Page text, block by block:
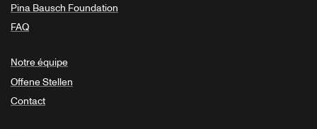
Pina Bausch Foundation
FAQ
Notre équipe
Offene Stellen
Contact